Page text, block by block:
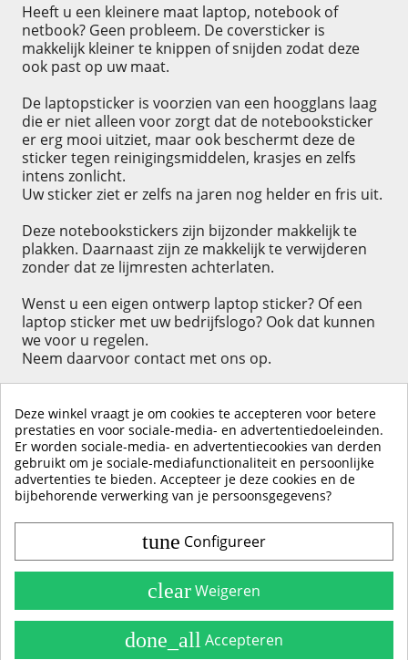
Heeft u een kleinere maat laptop, notebook of
netbook? Geen probleem. De coversticker is
makkelijk kleiner te knippen of snijden zodat deze
ook past op uw maat.
De laptopsticker is voorzien van een hoogglans laag
die er niet alleen voor zorgt dat de notebooksticker
er erg mooi uitziet, maar ook beschermt deze de
sticker tegen reinigingsmiddelen, krasjes en zelfs
intens zonlicht.
Uw sticker ziet er zelfs na jaren nog helder en fris uit.
Deze notebookstickers zijn bijzonder makkelijk te
plakken. Daarnaast zijn ze makkelijk te verwijderen
zonder dat ze lijmresten achterlaten.
Wenst u een eigen ontwerp laptop sticker? Of een
laptop sticker met uw bedrijfslogo? Ook dat kunnen
we voor u regelen.
Neem daarvoor contact met ons op.
KLIK HIER OM EEN ​​RECENSIE ACHTER TE LATEN
Deze winkel vraagt je om cookies te accepteren voor betere
prestaties en voor sociale-media- en advertentiedoeleinden.
Er worden sociale-media- en advertentiecookies van derden
gebruikt om je sociale-mediafunctionaliteit en persoonlijke
advertenties te bieden. Accepteer je deze cookies en de
bijbehorende verwerking van je persoonsgegevens?
tune Configureer
clearWeigeren
done_all Accepteren